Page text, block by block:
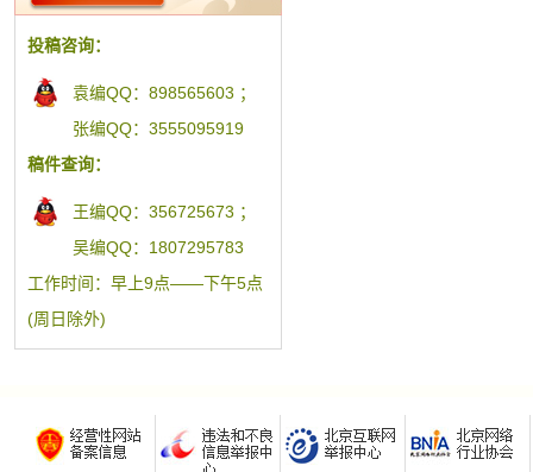
投稿咨询：
袁编QQ：898565603 ；
张编QQ：3555095919
稿件查询：
王编QQ：356725673 ；
吴编QQ：1807295783
工作时间：早上9点——下午5点
(周日除外)